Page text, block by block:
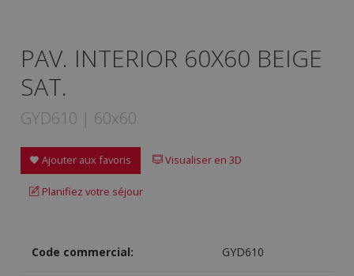
PAV. INTERIOR 60X60 BEIGE
SAT.
GYD610 | 60x60
Ajouter aux favoris Visualiser en 3D
Planifiez votre séjour
Code commercial: GYD610